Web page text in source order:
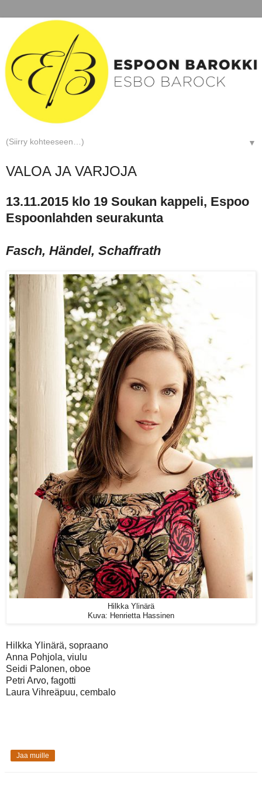
▼
VALOA JA VARJOJA
13.11.2015 klo 19 Soukan kappeli, Espoo
Espoonlahden seurakunta
Fasch, Händel, Schaffrath
Hilkka Ylinärä
Kuva: Henrietta Hassinen
Hilkka Ylinärä, sopraano
Anna Pohjola, viulu
Seidi Palonen, oboe
Petri Arvo, fagotti
Laura Vihreäpuu, cembalo
Jaa muille